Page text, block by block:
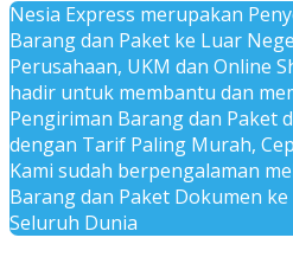
Nesia Express merupakan
Barang dan Paket ke Luar
Perusahaan, UKM dan Online
hadir untuk membantu dan
Pengiriman Barang dan Paket
dengan Tarif Paling Murah,
Kami sudah berpengalaman
Barang dan Paket Dokumen
Seluruh Dunia